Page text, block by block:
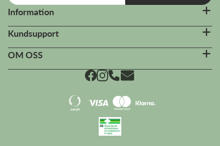
Information
Kundsupport
OM OSS